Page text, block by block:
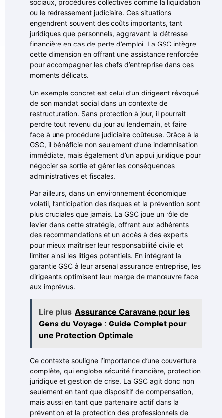
sociaux, procédures collectives comme la liquidation
ou le redressement judiciaire. Ces situations
engendrent souvent des coûts importants, tant
juridiques que personnels, aggravant la détresse
financière en cas de perte d’emploi. La GSC intègre
cette dimension en offrant une assistance renforcée
pour accompagner les chefs d’entreprise dans ces
moments délicats.
Un exemple concret est celui d’un dirigeant révoqué
de son mandat social dans un contexte de
restructuration. Sans protection à jour, il pourrait
perdre tout revenu du jour au lendemain, et faire
face à une procédure judiciaire coûteuse. Grâce à la
GSC, il bénéficie non seulement d’une indemnisation
immédiate, mais également d’un appui juridique pour
négocier sa sortie et gérer les conséquences
administratives et fiscales.
Par ailleurs, dans un environnement économique
volatil, l’anticipation des risques et la prévention sont
plus cruciales que jamais. La GSC joue un rôle de
levier dans cette stratégie, offrant aux adhérents
des recommandations et un accès à des experts
pour mieux maîtriser leur responsabilité civile et
limiter ainsi les litiges potentiels. En intégrant la
garantie GSC à leur arsenal assurance entreprise, les
dirigeants optimisent leur marge de manœuvre face
aux imprévus.
Lire plus Assurance Caravane pour les
Gens du Voyage : Guide Complet pour
une Protection Optimale
Ce contexte souligne l’importance d’une couverture
complète, qui englobe sécurité financière, protection
juridique et gestion de crise. La GSC agit donc non
seulement en tant que dispositif de compensation,
mais aussi en tant que partenaire actif dans la
prévention et la protection des professionnels de